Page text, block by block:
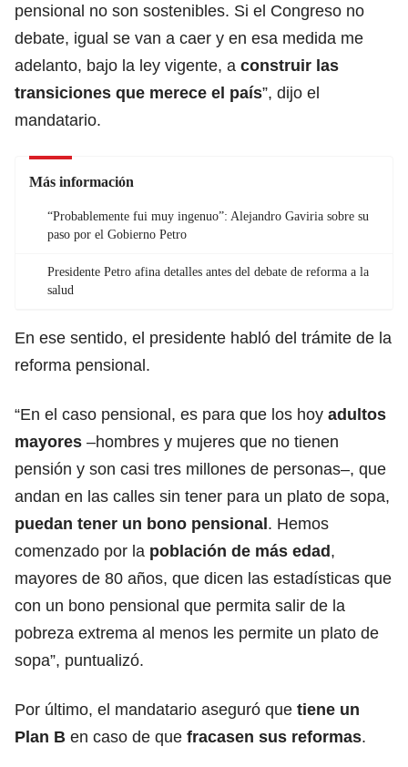
pensional no son sostenibles. Si el Congreso no
debate, igual se van a caer y en esa medida me
adelanto, bajo la ley vigente, a construir las
transiciones que merece el país”, dijo el
mandatario.
Más información
“Probablemente fui muy ingenuo”: Alejandro Gaviria sobre su
paso por el Gobierno Petro
Presidente Petro afina detalles antes del debate de reforma a la
salud
En ese sentido, el presidente habló del trámite de la
reforma pensional.
“En el caso pensional, es para que los hoy adultos
mayores –hombres y mujeres que no tienen
pensión y son casi tres millones de personas–, que
andan en las calles sin tener para un plato de sopa,
puedan tener un bono pensional. Hemos
comenzado por la población de más edad,
mayores de 80 años, que dicen las estadísticas que
con un bono pensional que permita salir de la
pobreza extrema al menos les permite un plato de
sopa”, puntualizó.
Por último, el mandatario aseguró que tiene un
Plan B en caso de que fracasen sus reformas.